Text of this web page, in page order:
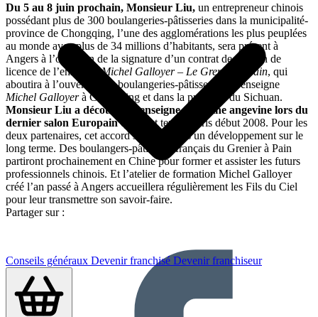
Conseils généraux Devenir franchisé Devenir franchiseur
Du 5 au 8 juin prochain, Monsieur Liu, un entrepreneur chinois
possédant plus de 300 boulangeries-pâtisseries dans la municipalité-
province de Chongqing, l’une des agglomérations les plus peuplées
au monde avec plus de 34 millions d’habitants, sera présent à
Angers à l’occasion de la signature d’un contrat de cession de
licence de l’enseigneMichel Galloyer – Le Grenier à Pain, qui
aboutira à l’ouverture de boulangeries-pâtisseries à l’enseigne
Michel Galloyerà Chongqing et dans la province du Sichuan.
Monsieur Liu a découvert l’enseigne d’origine angevine lors du
dernier salon Europainqui s’est tenu à Paris début 2008. Pour les
deux partenaires, cet accord s’inscrit dans un développement sur le
long terme. Des boulangers-pâtissiers français du Grenier à Pain
partiront prochainement en Chine pour former et assister les futurs
professionnels chinois. Et l’atelier de formation Michel Galloyer
créé l’an passé à Angers accueillera régulièrement les Fils du Ciel
pour leur transmettre son savoir-faire.
Partager sur :